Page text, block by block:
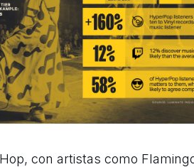
con artistas como